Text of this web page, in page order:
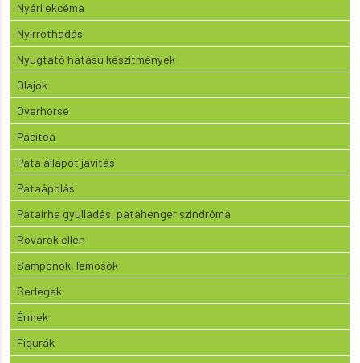
Nyári ekcéma
Nyírrothadás
Nyugtató hatású készítmények
Olajok
Overhorse
Pacitea
Pata állapot javítás
Pataápolás
Patairha gyulladás, patahenger szindróma
Rovarok ellen
Samponok, lemosók
Serlegek
Érmek
Figurák